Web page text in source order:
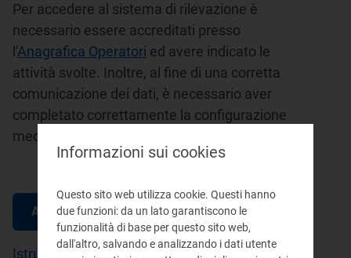
Per accedere al sistema di rilevazione è
necessario essere accreditati presso
l'Anagrafica Operatori ed avere indicato le
attività svolte. Inoltre, al fine di una corretta
comunicazione dei dati, è necessario aver
completato correttamente la configurazione
mediante l'
Accesso alle raccolte
Istruzioni per la compilazione
Informazioni sui cookies
Questo sito web utilizza cookie. Questi hanno
due funzioni: da un lato garantiscono le
funzionalità di base per questo sito web,
dall'altro, salvando e analizzando i dati utente